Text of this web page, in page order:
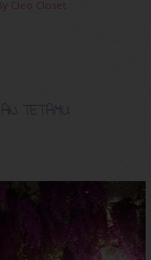
Cleo Closet
TETAMU